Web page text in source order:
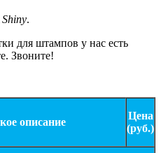
Shiny.
для штампов у нас есть
Звоните!
описание
Цена
(руб.)